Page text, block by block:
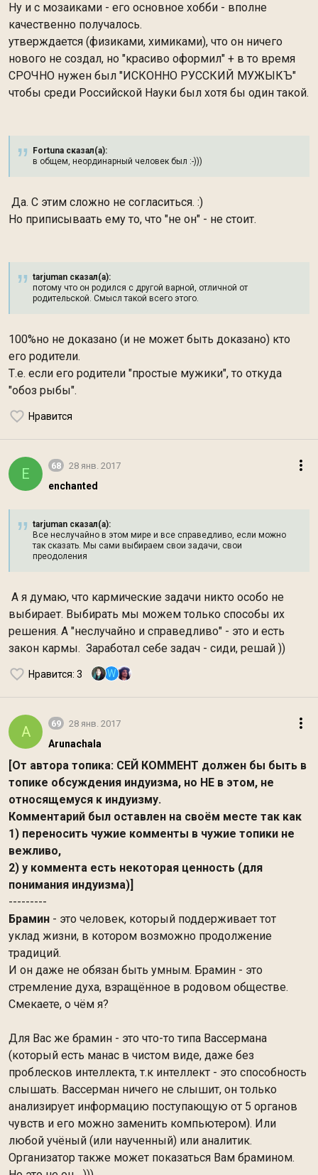
Ну и с мозаиками - его основное хобби - вполне
качественно получалось.
утверждается (физиками, химиками), что он ничего
нового не создал, но "красиво оформил" + в то время
СРОЧНО нужен был "ИСКОННО РУССКИЙ МУЖЫКЪ"
чтобы среди Российской Науки был хотя бы один такой.
Fortuna сказал(а):
в общем, неординарный человек был :-)))
Да. С этим сложно не согласиться. :)
Но приписываать ему то, что "не он" - не стоит.
tarjuman сказал(а):
потому что он родился с другой варной, отличной от
родительской. Смысл такой всего этого.
100%но не доказано (и не может быть доказано) кто
его родители.
Т.е. если его родители "простые мужики", то откуда
"обоз рыбы".
Нравится
E 68 28 янв. 2017
enchanted
tarjuman сказал(а):
Все неслучайно в этом мире и все справедливо, если можно
так сказать. Мы сами выбираем свои задачи, свои
преодоления
А я думаю, что кармические задачи никто особо не
выбирает. Выбирать мы можем только способы их
решения. А "неслучайно и справедливо" - это и есть
закон кармы. Заработал себе задач - сиди, решай ))
Нравится: 3 W
A 69 28 янв. 2017
Arunachala
[От автора топика: СЕЙ КОММЕНТ должен бы быть в
топике обсуждения индуизма, но НЕ в этом, не
относящемуся к индуизму.
Комментарий был оставлен на своём месте так как
1) переносить чужие комменты в чужие топики не
вежливо,
2) у коммента есть некоторая ценность (для
понимания индуизма)]
---------
Брамин - это человек, который поддерживает тот
уклад жизни, в котором возможно продолжение
традиций.
И он даже не обязан быть умным. Брамин - это
стремление духа, взращённое в родовом обществе.
Смекаете, о чём я?
Для Вас же брамин - это что-то типа Вассермана
(который есть манас в чистом виде, даже без
проблесков интеллекта, т.к интеллект - это способность
слышать. Вассерман ничего не слышит, он только
анализирует информацию поступающую от 5 органов
чувств и его можно заменить компьютером). Или
любой учёный (или наученный) или аналитик.
Организатор также может показаться Вам брамином.